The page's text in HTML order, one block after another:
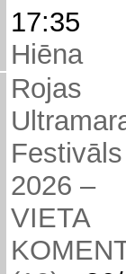
17:35
Hiēna
Rojas
Festivāls
2026 –
VIETA